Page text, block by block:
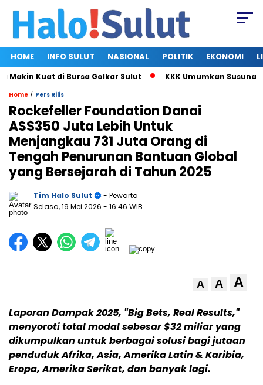
HOME INFO SULUT NASIONAL POLITIK EKONOMI
di Bursa Golkar Sulut KKK Umumkan Susunan
Home / Pers Rilis
Rockefeller Foundation Danai
AS$350 Juta Lebih Untuk
Menjangkau 731 Juta Orang di
Tengah Penurunan Bantuan Global
yang Bersejarah di Tahun 2025
Tim Halo Sulut
- Pewarta
Selasa, 19 Mei 2026 - 16:46 WIB
A A A
Laporan Dampak 2025, "Big Bets, Real Results,"
menyoroti total modal sebesar $32 miliar yang
dikumpulkan untuk berbagai solusi bagi jutaan
penduduk Afrika, Asia, Amerika Latin & Karibia,
Eropa, Amerika Serikat, dan banyak lagi.